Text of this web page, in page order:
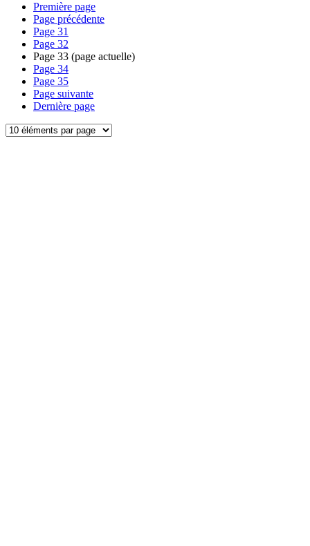
Première page
Page précédente
Page 31
Page 32
Page 33 (page actuelle)
Page 34
Page 35
Page suivante
Dernière page